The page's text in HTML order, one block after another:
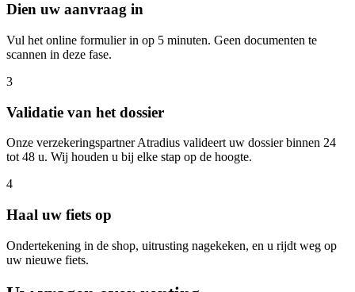
Dien uw aanvraag in
Vul het online formulier in op 5 minuten. Geen documenten te
scannen in deze fase.
3
Validatie van het dossier
Onze verzekeringspartner Atradius valideert uw dossier binnen 24
tot 48 u. Wij houden u bij elke stap op de hoogte.
4
Haal uw fiets op
Ondertekening in de shop, uitrusting nagekeken, en u rijdt weg op
uw nieuwe fiets.